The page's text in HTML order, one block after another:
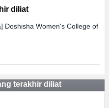
diliat
Doshisha Women's College of
terakhir diliat